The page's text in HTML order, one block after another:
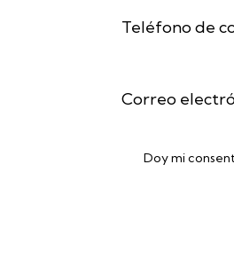
Teléfono de
Correo
Doy mi